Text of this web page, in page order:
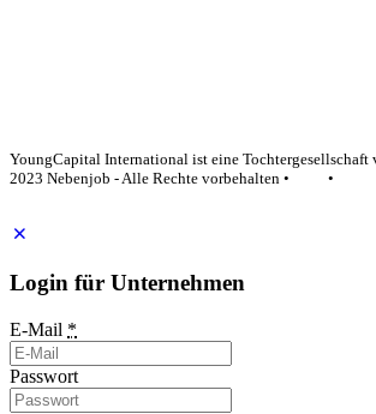
YoungCapital International ist eine
2023 Nebenjob - Alle Rechte vorbehalten •
•
Login für Unternehmen
E-Mail *
Passwort